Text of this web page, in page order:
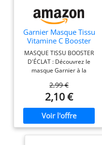
Garnier Masque Tissu
Vitamine C Booster
Éclat Hydratant &
Lissant en 15min
MASQUE TISSU BOOSTER
D'ÉCLAT : Découvrez le
masque Garnier à la
pour une peau repulpée et
lumineuse. Conçu pour les
irrégulier, il redonne de
l'éclat au visage. UN TEINT
LUMINEUX ET RADIEUX :
2,99 €
2,10 €